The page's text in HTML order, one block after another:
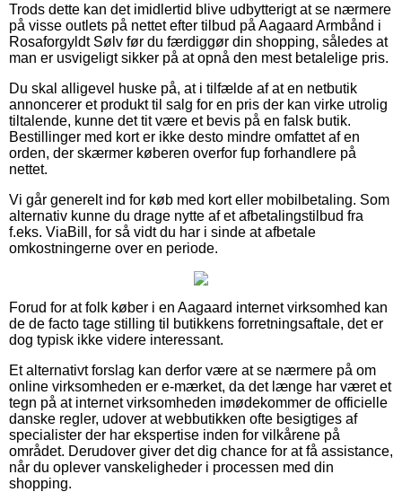
Trods dette kan det imidlertid blive udbytterigt at se nærmere
på visse outlets på nettet efter tilbud på Aagaard Armbånd i
Rosaforgyldt Sølv før du færdiggør din shopping, således at
man er usvigeligt sikker på at opnå den mest betalelige pris.
Du skal alligevel huske på, at i tilfælde af at en netbutik
annoncerer et produkt til salg for en pris der kan virke utrolig
tiltalende, kunne det tit være et bevis på en falsk butik.
Bestillinger med kort er ikke desto mindre omfattet af en
orden, der skærmer køberen overfor fup forhandlere på
nettet.
Vi går generelt ind for køb med kort eller mobilbetaling. Som
alternativ kunne du drage nytte af et afbetalingstilbud fra
f.eks. ViaBill, for så vidt du har i sinde at afbetale
omkostningerne over en periode.
Forud for at folk køber i en Aagaard internet virksomhed kan
de de facto tage stilling til butikkens forretningsaftale, det er
dog typisk ikke videre interessant.
Et alternativt forslag kan derfor være at se nærmere på om
online virksomheden er e-mærket, da det længe har været et
tegn på at internet virksomheden imødekommer de officielle
danske regler, udover at webbutikken ofte besigtiges af
specialister der har ekspertise inden for vilkårene på
området. Derudover giver det dig chance for at få assistance,
når du oplever vanskeligheder i processen med din
shopping.